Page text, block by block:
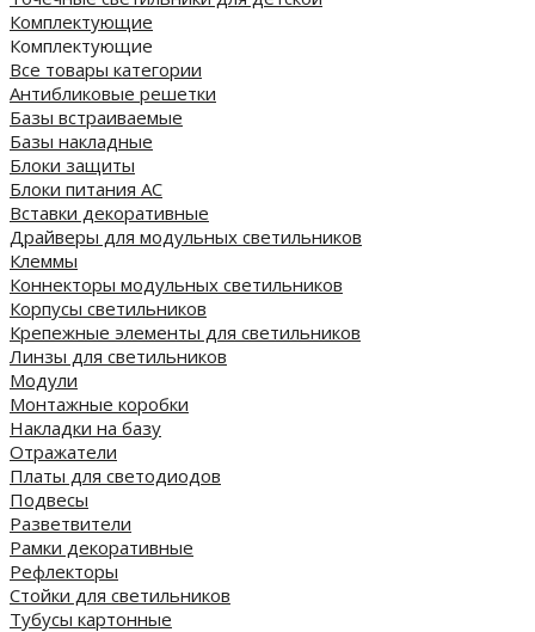
Комплектующие
Комплектующие
Все товары категории
Антибликовые решетки
Базы встраиваемые
Базы накладные
Блоки защиты
Блоки питания AC
Вставки декоративные
Драйверы для модульных светильников
Клеммы
Коннекторы модульных светильников
Корпусы светильников
Крепежные элементы для светильников
Линзы для светильников
Модули
Монтажные коробки
Накладки на базу
Отражатели
Платы для светодиодов
Подвесы
Разветвители
Рамки декоративные
Рефлекторы
Стойки для светильников
Тубусы картонные